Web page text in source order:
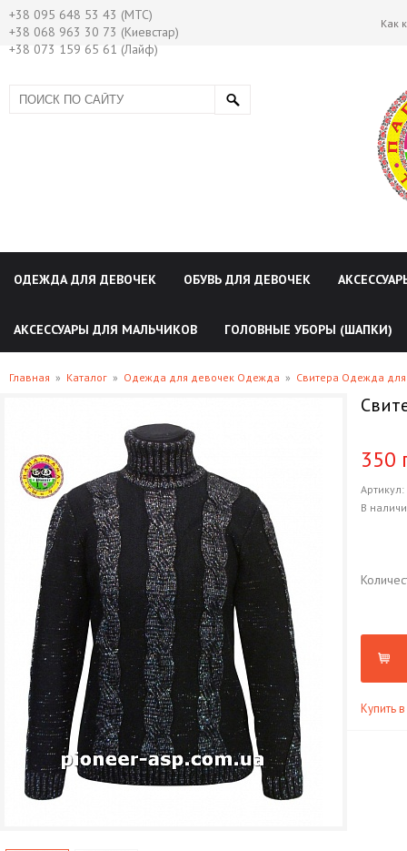
+38 095 648 53 43 (МТС)
+38 068 963 30 73 (Киевстар)
+38 073 159 65 61 (Лайф)
Как
ОДЕЖДА ДЛЯ ДЕВОЧЕК ОБУВЬ ДЛЯ ДЕВОЧЕК
АКСЕССУАРЫ ДЛЯ МАЛЬЧИКОВ ГОЛОВНЫЕ УБОРЫ (ШАПКИ)
Главная » Каталог » Одежда для девочек Одежда » Свитера Одежда
350
Артикул:
В
Купить